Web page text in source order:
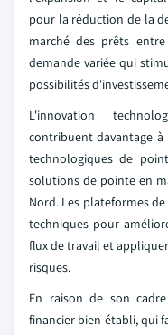
pour la réduction de la
marché des prêts
demande variée qui
possibilités
L'innovation
contribuent davantage
technologiques de
solutions de pointe en
Nord. Les plateformes
techniques pour
flux de travail et
risques.
En raison de son
financier bien établi, qui